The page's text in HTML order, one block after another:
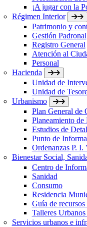
¡A jugar con la
Régimen Interior
Patrimonio y
Gestión Padronal
Registro General
Atención al
Personal
Hacienda
Unidad de
Unidad de
Urbanismo
Plan General de
Planeamiento de
Estudios de
Punto de
Ordenanzas P. I.
Bienestar Social,
Centro de
Sanidad
Consumo
Residencia
Guía de
Talleres
Servicios urbanos e